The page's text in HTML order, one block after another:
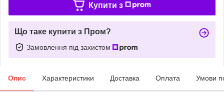
Купити з
Що таке купити з Пром?
Замовлення під захистом
Опис Характеристики Доставка Оплата Умови